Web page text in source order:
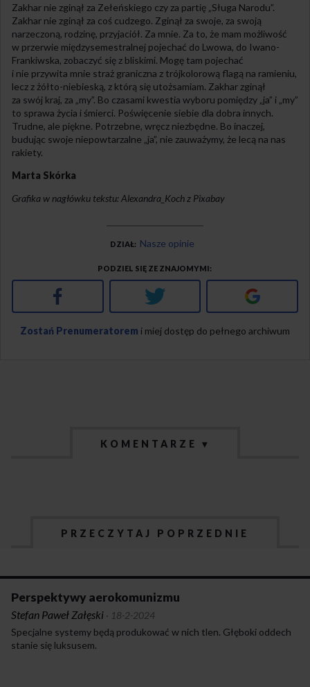
Zakhar nie zginął za Zełeńskiego czy za partię „Sługa Narodu”.
Zakhar nie zginął za coś cudzego. Zginął za swoje, za swoją
narzeczoną, rodzinę, przyjaciół. Za mnie. Za to, że mam możliwość
w przerwie międzysemestralnej pojechać do Lwowa, do Iwano-
Frankiwska, zobaczyć się z bliskimi. Mogę tam pojechać
i nie przywita mnie straż graniczna z trójkolorową flagą na ramieniu,
lecz z żółto-niebieską, z którą się utożsamiam. Zakhar zginął
za swój kraj, za „my”. Bo czasami kwestia wyboru pomiędzy „ja” i „my”
to sprawa życia i śmierci. Poświęcenie siebie dla dobra innych.
Trudne, ale piękne. Potrzebne, wręcz niezbędne. Bo inaczej,
budując swoje niepowtarzalne „ja”, nie zauważymy, że lecą na nas
rakiety.
Marta Skórka
Grafika w nagłówku tekstu: Alexandra_Koch z Pixabay
DZIAŁ Nasze opinie
PODZIEL SIĘ ZE ZNAJOMYMI
Facebook Twitter Google+
Zostań Prenumeratorem i miej dostęp do pełnego archiwum
KOMENTARZE ▾
PRZECZYTAJ POPRZEDNIE
Perspektywy aerokomunizmu
Stefan Paweł Załęski · 18-2-2024
Specjalne systemy będą produkować w nich tlen. Głęboki oddech
stanie się luksusem.